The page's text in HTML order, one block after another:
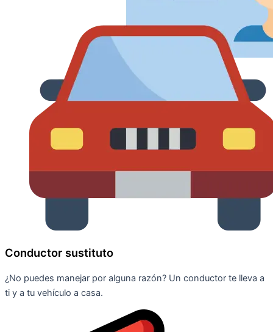
Conductor sustituto
¿No puedes manejar por alguna razón? Un conductor te lleva a
ti y a tu vehículo a casa.